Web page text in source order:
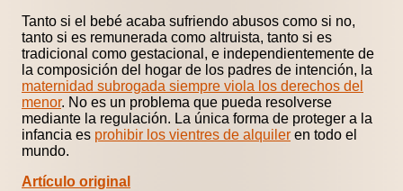
Tanto si el bebé acaba sufriendo abusos como si no,
tanto si es remunerada como altruista, tanto si es
tradicional como gestacional, e independientemente de
la composición del hogar de los padres de intención, la
maternidad subrogada siempre viola los derechos del
menor. No es un problema que pueda resolverse
mediante la regulación. La única forma de proteger a la
infancia es prohibir los vientres de alquiler en todo el
mundo.
Artículo original